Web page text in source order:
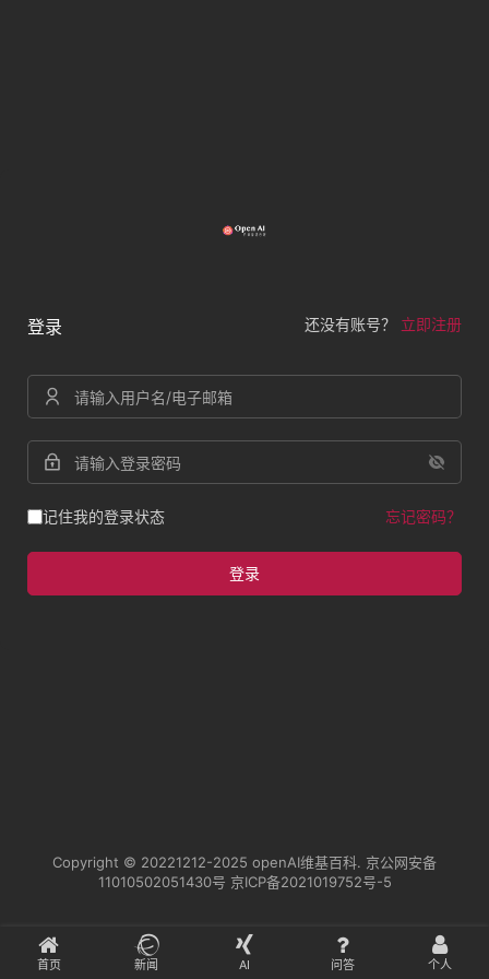
登录 还没有账号？ 立即注册
记住我的登录状态 忘记密码？
登录
Copyright © 20221212-2025 openAI维基百科. 京公网安备
11010502051430号 京ICP备2021019752号-5
首页 新闻 AI 问答 个人